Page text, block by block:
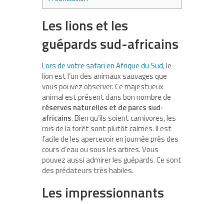
Les lions et les
guépards sud-africains
Lors de votre safari en Afrique du Sud, le
lion est l’un des animaux sauvages que
vous pouvez observer. Ce majestueux
animal est présent dans bon nombre de
réserves naturelles et de parcs sud-
africains. Bien qu’ils soient carnivores, les
rois de la forêt sont plutôt calmes. Il est
facile de les apercevoir en journée près des
cours d’eau ou sous les arbres. Vous
pouvez aussi admirer les guépards. Ce sont
des prédateurs très habiles.
Les impressionnants